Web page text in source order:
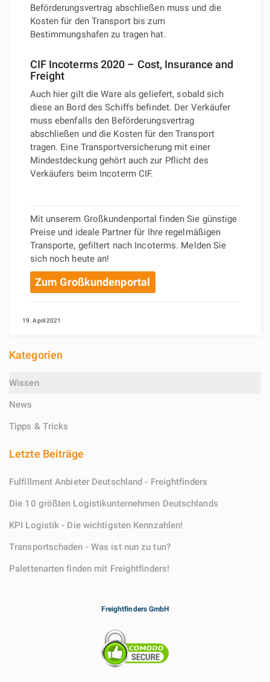
Kategorien
Wissen
News
Tipps & Tricks
Letzte Beiträge
Fulfillment Anbieter Deutschland - Freightfinders
Die 10 größten Logistikunternehmen Deutschlands
KPI Logistik - Die wichtigsten Kennzahlen!
Transportschaden - Was ist nun zu tun?
Palettenarten finden mit Freightfinders!
Beförderungsvertrag abschließen muss und die
Kosten für den Transport bis zum
Bestimmungshafen zu tragen hat.
CIF Incoterms 2020 – Cost, Insurance and
Freight
Auch hier gilt die Ware als geliefert, sobald sich
diese an Bord des Schiffs befindet. Der Verkäufer
muss ebenfalls den Beförderungsvertrag
abschließen und die Kosten für den Transport
tragen. Eine Transportversicherung mit einer
Mindestdeckung gehört auch zur Pflicht des
Verkäufers beim Incoterm CIF.
Mit unserem Großkundenportal finden Sie günstige
Preise und ideale Partner für Ihre regelmäßigen
Transporte, gefiltert nach Incoterms. Melden Sie
sich noch heute an!
Zum Großkundenportal
19. April 2021
Freightfinders GmbH